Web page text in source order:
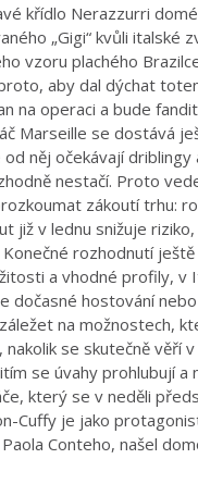
křídlo Nerazzurri
„Gigi“ kvůli italské
vzoru plachého
aby dal dýchat
na operaci a bude
Marseille se dostává
něj očekávají driblingy
nestačí. Proto
zákoutí trhu:
již v lednu snižuje
rozhodnutí ještě
a vhodné profily, v
dočasné hostování
na možnostech,
nakolik se skutečně věří
se úvahy prohlubují a
který se v neděli
Cuffy je jako
Conteho, našel